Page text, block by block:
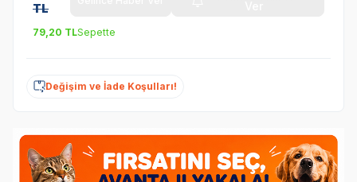
TL
79,20 TLSepette
Değişim ve İade Koşulları!